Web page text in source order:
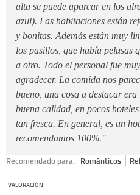
alta se puede aparcar en los
azul). Las habitaciones están
y bonitas. Además están muy
los pasillos, que había pelusas
a otro. Todo el personal fue
agradecer. La comida nos
bueno, una cosa a destacar
buena calidad, en pocos
tan fresca. En general, es un
recomendamos 100%."
Recomendado para: Románticos
VALORACIÓN